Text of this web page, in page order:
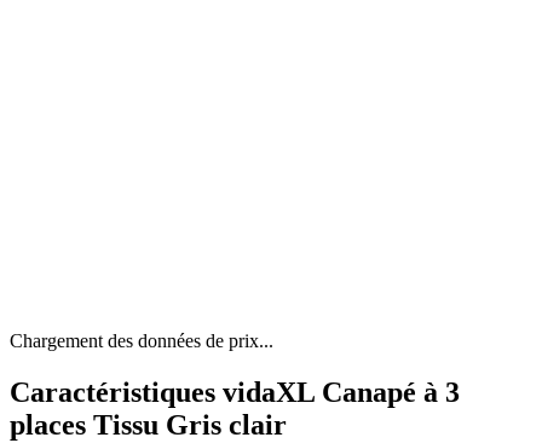
Chargement des données de prix...
Caractéristiques vidaXL Canapé à 3
places Tissu Gris clair